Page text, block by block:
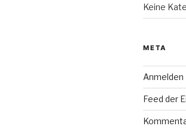
Keine
META
Anmelden
Feed der